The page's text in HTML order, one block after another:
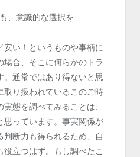
、意識的な選択を
い！というものや事柄に
合、そこに何らかのトラ
。通常ではあり得ないと思
取り扱われているこのご時
態を調べてみることは、
思っています。事実関係が
断力も得られるため、自
立つはず。もし調べたこ